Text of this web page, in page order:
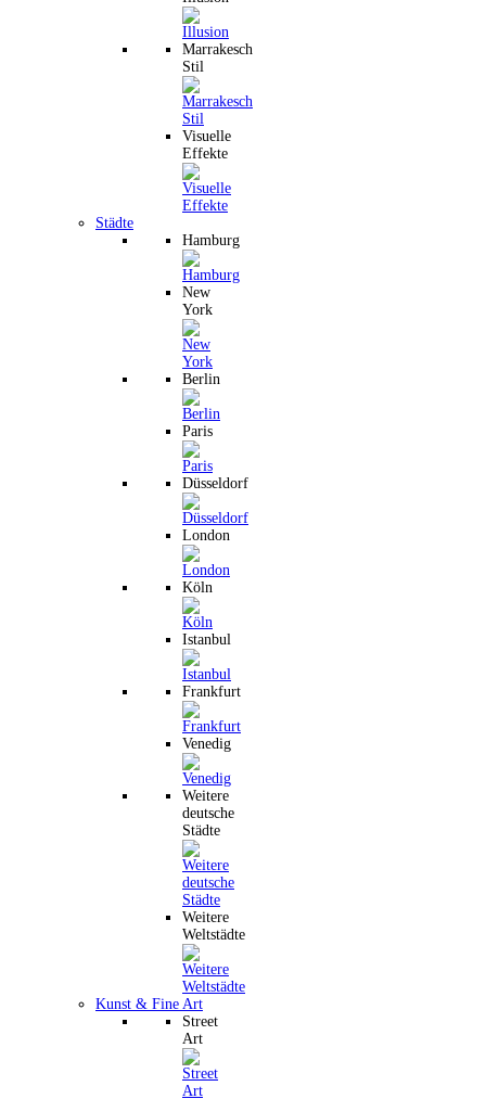
Marrakesch
Stil
Visuelle
Effekte
Städte
Hamburg
New
York
Berlin
Paris
Düsseldorf
London
Köln
Istanbul
Frankfurt
Venedig
Weitere
deutsche
Städte
Weitere
Weltstädte
Kunst & Fine Art
Street
Art